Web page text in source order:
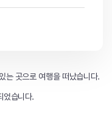
는 곳으로 여행을 떠났습니다.
었습니다.